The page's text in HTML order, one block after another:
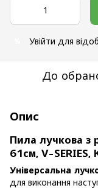
Увійти для
До
Опис
Пила лучкова з
61см, V-SERIES,
Універсальна
для виконання